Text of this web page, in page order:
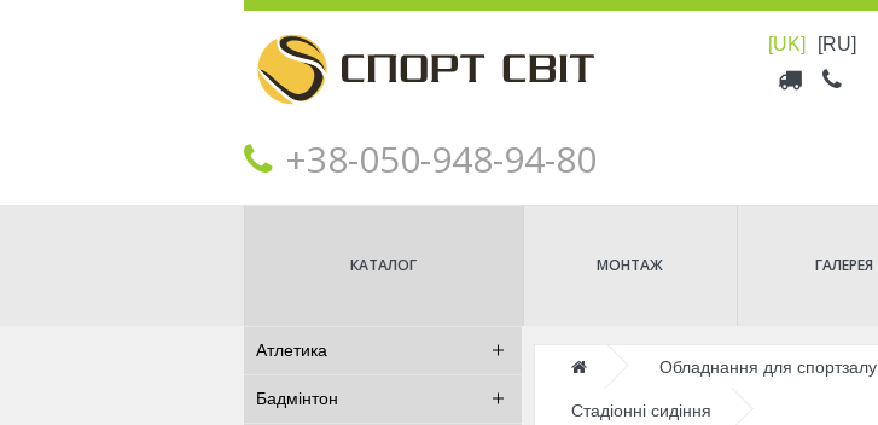
Верхнее
КАТАЛОГ МОНТАЖ ГАЛЕРЕЯ
[UK] [RU]
+38‎‎-050-948-94-80
Атлетика
Бадмінтон
Обладнання для спортзалу
Стадіонні сидіння